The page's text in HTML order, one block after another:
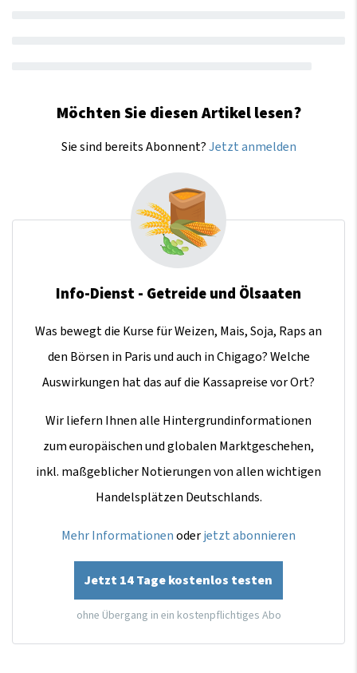
Möchten Sie diesen Artikel lesen?
Sie sind bereits Abonnent?Jetzt anmelden
Info-Dienst - Getreide und Ölsaaten
Was bewegt die Kurse für Weizen, Mais, Soja, Raps an
den Börsen in Paris und auch in Chigago? Welche
Auswirkungen hat das auf die Kassapreise vor Ort?
Wir liefern Ihnen alle Hintergrundinformationen
zum europäischen und globalen Marktgeschehen,
inkl. maßgeblicher Notierungen von allen wichtigen
Handelsplätzen Deutschlands.
Mehr Informationenoderjetzt abonnieren
Jetzt 14 Tage kostenlos testen
ohne Übergang in ein kostenpflichtiges Abo